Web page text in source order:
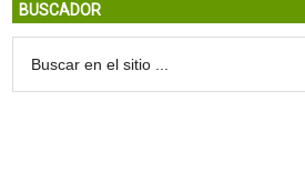
BUSCADOR